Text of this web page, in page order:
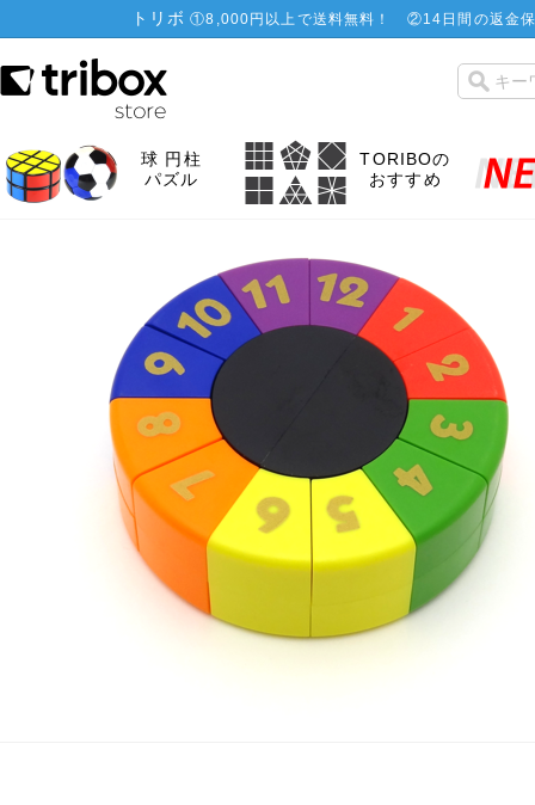
トリボ ①8,000円以上で送料無料！ ②14日間の返金
球 円柱
パズル
TORIBOの
おすすめ